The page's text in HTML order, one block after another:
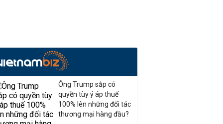
Ông Trump sắp có
quyền tùy ý áp thuế
100% lên những đối tác
thương mại hàng đầu?